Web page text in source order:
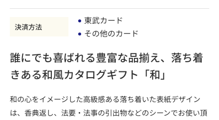
決済方法
東武カード
その他のカード
誰にでも喜ばれる豊富な品揃え、落ち着
きある和風カタログギフト「和」
和の心をイメージした高級感ある落ち着いた表紙デザイン
は、香典返し、法要・法事の引出物などのシーンでお使い頂